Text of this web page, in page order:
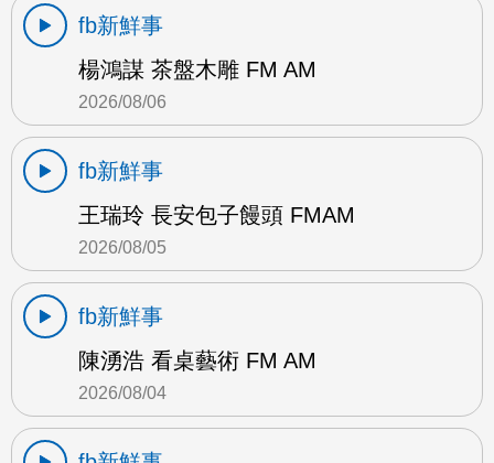
fb新鮮事
楊鴻謀 茶盤木雕 FM AM
2026/08/06
fb新鮮事
王瑞玲 長安包子饅頭 FMAM
2026/08/05
fb新鮮事
陳湧浩 看桌藝術 FM AM
2026/08/04